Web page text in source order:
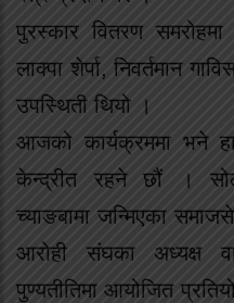
पुरस्कार वितरण
लाक्पा शेर्पा, निवर्तमान
उपस्थिती थियो ।
आजको कार्यक्रममा भने
केन्द्रीत रहने छौं ।
च्याङबामा जन्मिएका
आरोही संघका अध्यक्ष
पुण्यतीतिमा आयोजित